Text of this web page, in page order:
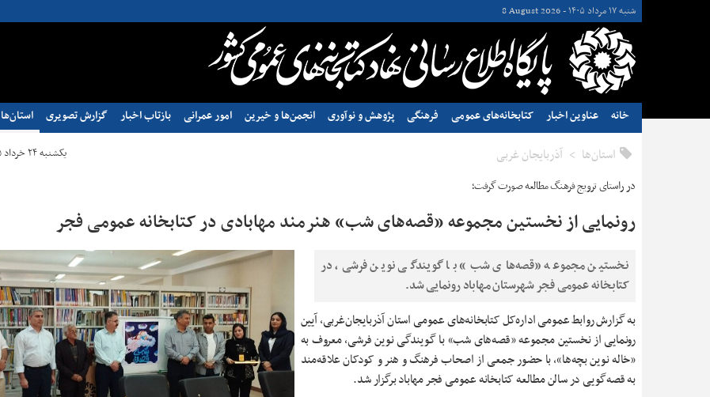
شنبه ۱۷ مرداد ۱۴۰۵ - 8 August 2026
خانه عناوین اخبار کتابخانه‌های عمومی فرهنگی پژوهش و نوآوری انجمن‌ها و خیرین امور عمرانی بازتاب اخبار گزارش تصویری استان‌ها
استان‌ها آذربایجان غربی یکشنبه ۲۴ خرداد ۱۴۰۵ - ۰۸:۳۶
در راستای ترویج فرهنگ مطالعه صورت گرفت؛
رونمایی از نخستین مجموعه «قصه‌های شب» هنرمند مهابادی در کتابخانه عمومی فجر
نخستین مجموعه «قصه‌های شب» با گویندگی نوین فرشی، در
کتابخانه عمومی فجر شهرستان مهاباد رونمایی شد.
به گزارش روابط عمومی اداره‌کل کتابخانه‌های عمومی استان آذربایجان‌غربی،آیین
رونمایی از نخستین مجموعه «قصه‌های شب» با گویندگی نوین فرشی، معروف به
«خاله نوین بچه‌ها»، با حضور جمعی از اصحاب فرهنگ و هنر و کودکان علاقه‌مند
به قصه‌گویی در سالن مطالعه کتابخانه عمومی فجر مهاباد برگزار شد.